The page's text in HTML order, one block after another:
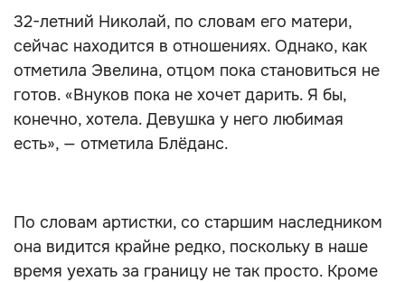
32-летний Николай, по словам его матери,
сейчас находится в отношениях. Однако, как
отметила Эвелина, отцом пока становиться не
готов. «Внуков пока не хочет дарить. Я бы,
конечно, хотела. Девушка у него любимая
есть», — отметила Блёданс.
По словам артистки, со старшим наследником
она видится крайне редко, поскольку в наше
время уехать за границу не так просто. Кроме